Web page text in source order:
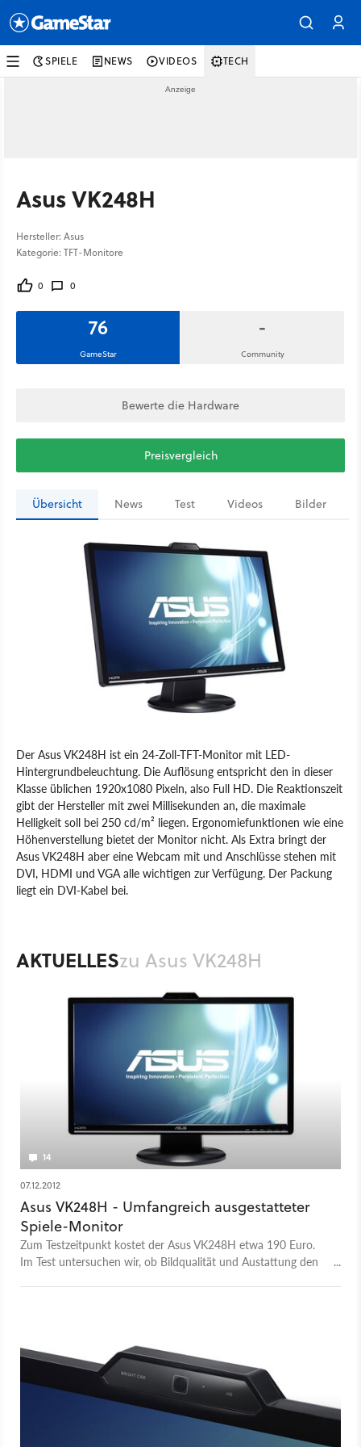
SPIELE NEWS VIDEOS TECH
Asus VK248H
Hersteller: Asus
Kategorie: TFT-Monitore
0 0
76
GameStar
-
Community
Bewerte die Hardware
Preisvergleich
Übersicht News Test Videos Bilder
Der Asus VK248H ist ein 24-Zoll-TFT-Monitor mit LED-
Hintergrundbeleuchtung. Die Auflösung entspricht den in dieser
Klasse üblichen 1920x1080 Pixeln, also Full HD. Die Reaktionszeit
gibt der Hersteller mit zwei Millisekunden an, die maximale
Helligkeit soll bei 250 cd/m² liegen. Ergonomiefunktionen wie eine
Höhenverstellung bietet der Monitor nicht. Als Extra bringt der
Asus VK248H aber eine Webcam mit und Anschlüsse stehen mit
DVI, HDMI und VGA alle wichtigen zur Verfügung. Der Packung
liegt ein DVI-Kabel bei.
AKTUELLESzu Asus VK248H
14
07.12.2012
Asus VK248H - Umfangreich ausgestatteter
Spiele-Monitor
Zum Testzeitpunkt kostet der Asus VK248H etwa 190 Euro.
Im Test untersuchen wir, ob Bildqualität und Austattung den